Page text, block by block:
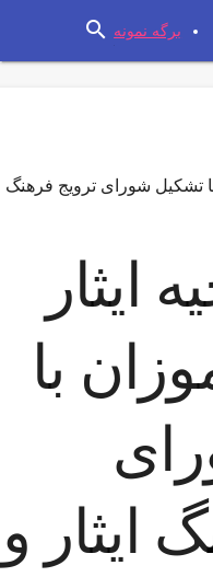
برگه نمونه search
تشکیل شورای ترویج فرهنگ
ایثار
با
ایثار و